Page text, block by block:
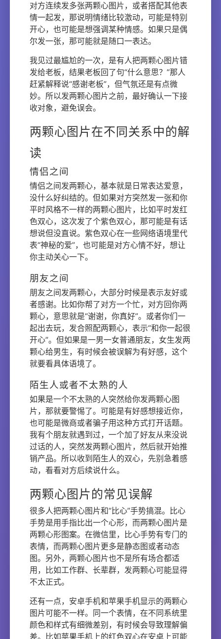
对方连续发多张两颗心图片，或者搭配其他表
情一起发，那说明情绪比较激动，可能是特别
开心，也可能是想强调某种情感。如果只是偶
尔发一张，那可能就是随口一表达。
我见过最尴尬的一次，是有人把两颗心图片错
发给老板，结果老板回了句“什么意思？”那人
赶紧解释说“感谢老板”，但气氛还是有点微
妙。所以发两颗心图片之前，最好确认一下接
收对象，避免误会。
两颗心图片在不同关系中的解
读
情侣之间
情侣之间发两颗心，基本就是日常表达爱意，
没什么好纠结的。但如果对方突然发一张和你
平时风格不一样的两颗心图片，比如平时发红
色双心，这次发了个紫色双心，那可能是有话
想说但没直说。紫色双心在一些网络语境里代
表“神秘的爱”，也可能是对方心情不好，想让
你主动关心一下。
朋友之间
朋友之间发两颗心，大部分时候是表示友好或
者感谢。比如你帮了对方一个忙，对方回你两
颗心，意思就是“谢谢，你真好”。或者你们一
起出去玩，发合照配两颗心，表示“和你一起很
开心”。但如果是一男一女普通朋友，女生发两
颗心给男生，有时候会被误解为有好感，这个
就要看具体语境了。
陌生人或者不太熟的人
如果是一个不太熟的人突然给你发两颗心图
片，那就要警惕了。可能是有好感想接近你，
也可能是微商或者骗子用这种方式打开话题。
我有个朋友就遇到过，一个加了好友从来没说
过话的人，突然发两颗心图片，然后就开始推
销产品。所以收到陌生人的双心，先别急着感
动，看看对方后续说什么。
两颗心图片的常见误解
很多人把两颗心图片和“比心”手势搞混。比心
手势是用手指比出一个心形，而两颗心图片是
两颗心形图案。在微信里，比心手势有专门的
表情，而两颗心图片更多是静态图或者动态
图。另外，两颗心图片也不是所有场合都适
用，比如工作群、长辈群，发两颗心可能显得
不太正式。
还有一点，安卓手机和苹果手机显示的两颗心
图片可能不一样。同一个表情，在不同系统里
颜色和样式有细微差别，有时候会导致理解偏
差。比如苹果手机上的红色双心在安卓上可能